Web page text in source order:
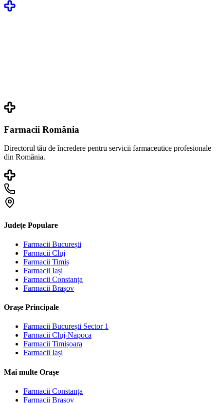
Farmacii România
Directorul tău de încredere pentru servicii farmaceutice profesionale
din România.
Județe Populare
Farmacii București
Farmacii Cluj
Farmacii Timiș
Farmacii Iași
Farmacii Constanța
Farmacii Brașov
Orașe Principale
Farmacii București Sector 1
Farmacii Cluj-Napoca
Farmacii Timișoara
Farmacii Iași
Mai multe Orașe
Farmacii Constanța
Farmacii Brașov